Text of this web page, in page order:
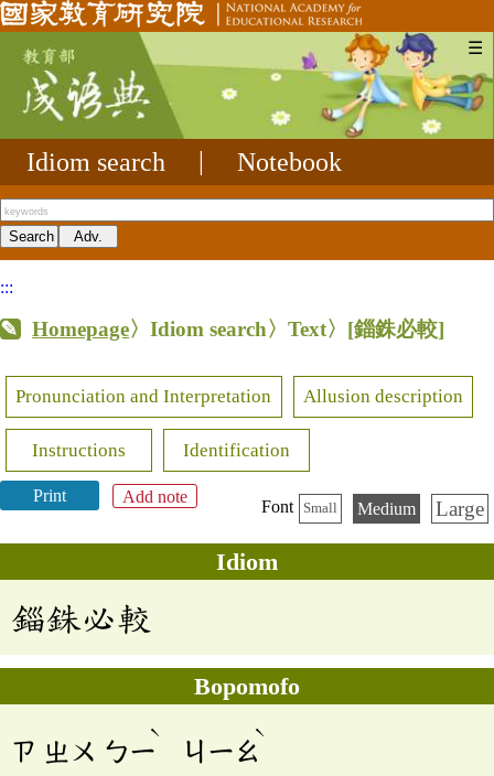
☰
Idiom search Notebook
:::
Homepage〉Idiom search〉Text〉 [錙銖必較]
Pronunciation and Interpretation Allusion description
Instructions Identification
Print Add note
Font Small Medium Large
Idiom
錙銖必較
Bopomofo
ㄗ ㄓㄨ ㄅㄧ
ˋ
ㄐㄧㄠ
ˋ